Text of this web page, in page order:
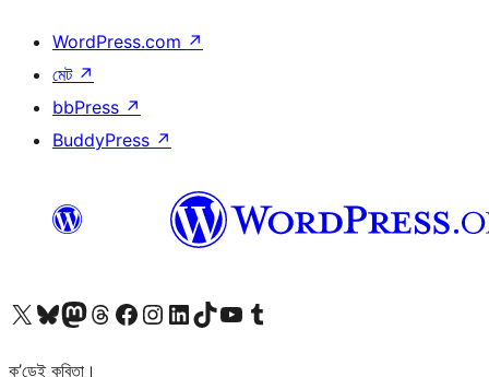
WordPress.com ↗
মেট ↗
bbPress ↗
BuddyPress ↗
আমাৰ X (আগৰ Twitter) একাউণ্টলৈ যাওকআমাৰ Bluesky একাউণ্টলৈ যাওকআমাৰ Mastodon একাউণ্টলৈ যাওকআমাৰ Threads একাউণ্টলৈ যাওকআমাৰ Facebook পৃষ্ঠালৈ যাওকআমাৰ Instagram একাউণ্টলৈ যাওকআমাৰ LinkedIn একাউণ্টলৈ যাওকআমাৰ TikTok একাউণ্টলৈ যাওকআমাৰ YouTube চেনেললৈ যাওকআমাৰ Tumblr একাউণ্টলৈ যাওক
ক’ডেই কবিতা।